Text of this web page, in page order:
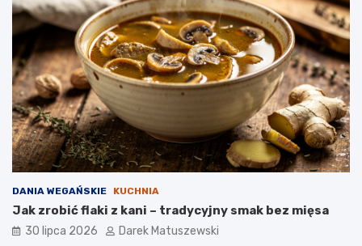
DANIA WEGAŃSKIE KUCHNIA
Jak zrobić flaki z kani – tradycyjny smak bez mięsa
30 lipca 2026 Darek Matuszewski